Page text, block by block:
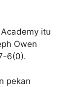
itu
Owen
6(0).
pekan